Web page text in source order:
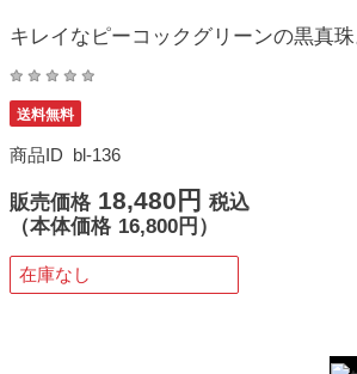
キレイなピーコックグリーンの黒真珠
送料無料
商品ID bl-136
販売価格 18,480円 税込
（本体価格 16,800円）
在庫なし